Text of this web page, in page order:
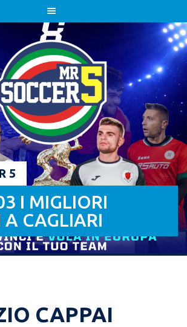
5
I MIGLIORI
A CAGLIARI
CAPPAI